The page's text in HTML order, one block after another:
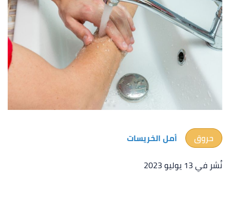
حروق
أمل الخريسات
نُشر في 13 يوليو 2023